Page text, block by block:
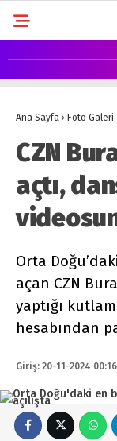
Ana Sayfa › Foto Galeri
CZN
açtı,
Orta
açan CZN
yaptığı
hesabından
Giriş: 20-11-2024 00:16